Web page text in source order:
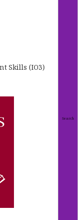
Skills (IO3)